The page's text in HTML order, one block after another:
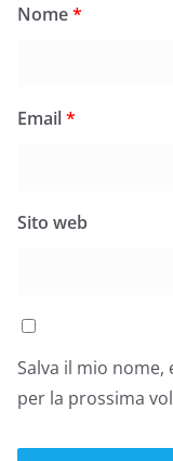
Nome*
Email*
Sito web
Salva il mio
per la prossima